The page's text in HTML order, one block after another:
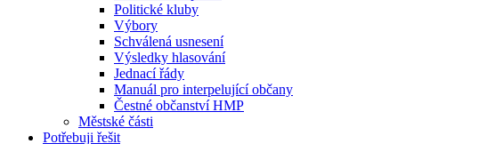
Politické kluby
Výbory
Schválená usnesení
Výsledky hlasování
Jednací řády
Manuál pro interpelující občany
Čestné občanství HMP
Městské části
Potřebuji řešit